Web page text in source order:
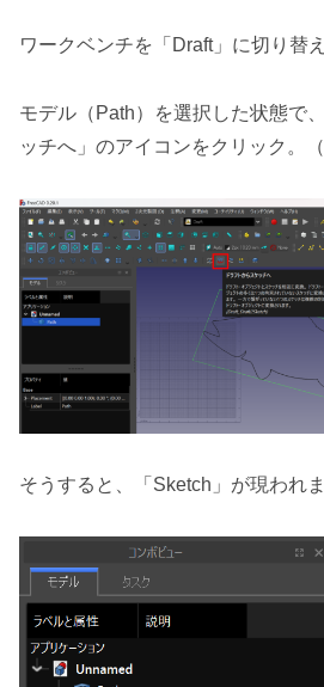
ワークベンチを「Draft」に切り替え
モデル（Path）を選択した状態で
ッチへ」のアイコンをクリック。（
そうすると、「Sketch」が現われま